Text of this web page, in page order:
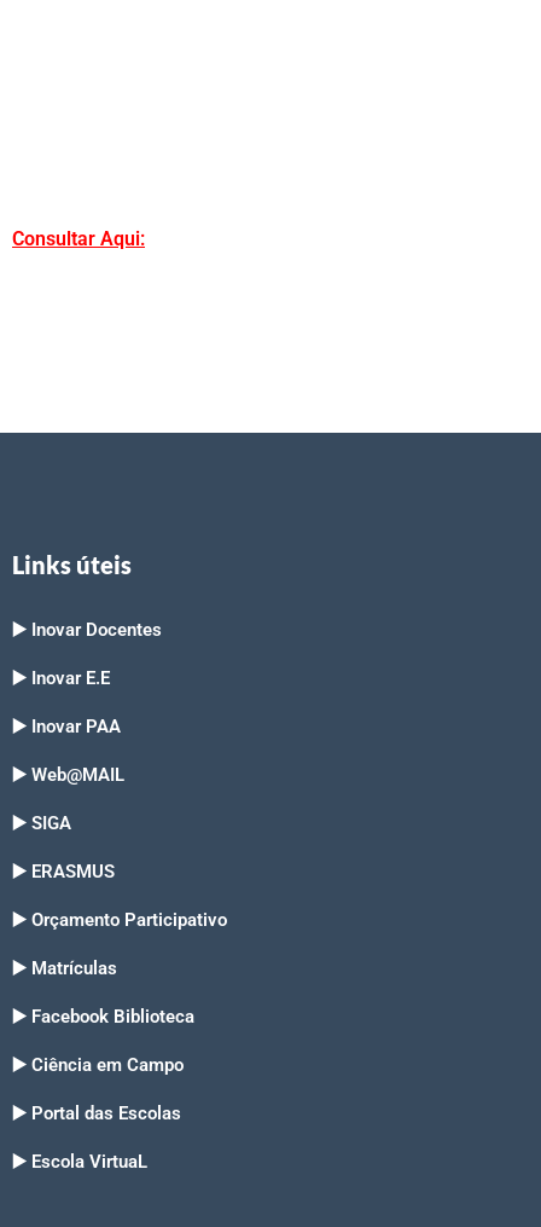
Consultar Aqui:
Links úteis
▶️ Inovar Docentes
▶️ Inovar E.E
▶️ Inovar PAA
▶️ Web@MAIL
▶️ SIGA
▶️ ERASMUS
▶️ Orçamento Participativo
▶️ Matrículas
▶️ Facebook Biblioteca
▶️ Ciência em Campo
▶️ Portal das Escolas
▶️ Escola VirtuaL